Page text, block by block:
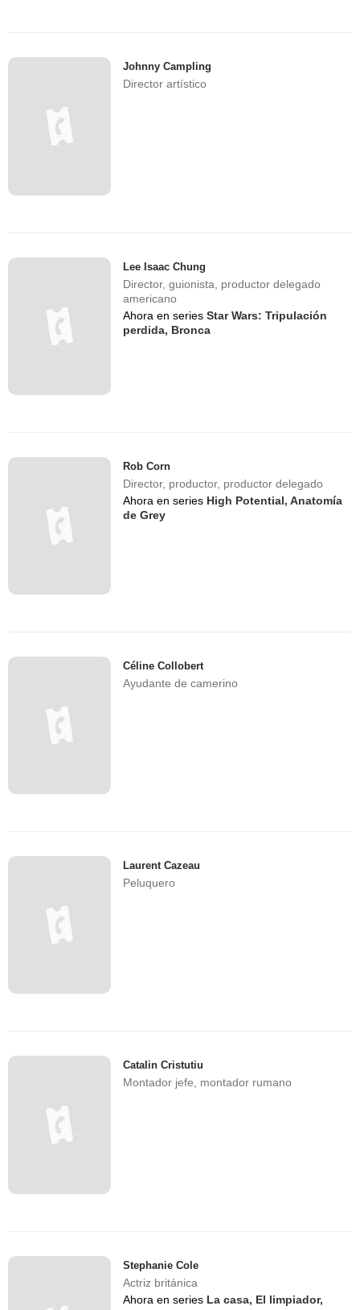
Johnny Campling
Director artístico
Lee Isaac Chung
Director, guionista, productor delegado
americano
Ahora en seriesStar Wars: Tripulación
perdida, Bronca
Rob Corn
Director, productor, productor delegado
Ahora en series High Potential,Anatomía
de Grey
Céline Collobert
Ayudante de camerino
Laurent Cazeau
Peluquero
Catalin Cristutiu
Montador jefe, montador rumano
Stephanie Cole
Actriz británica
Ahora en series La casa, El limpiador,